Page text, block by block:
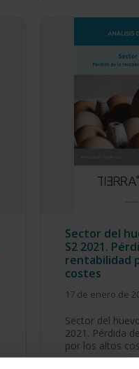
Sector del
S2 2021.
rentabilidad
costes
17 de enero de
Sector del
2021. Pérdida
por los altos